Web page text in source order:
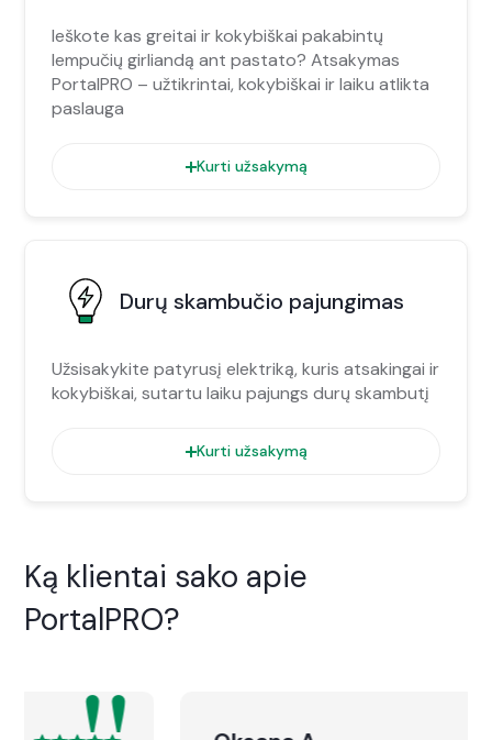
Ieškote kas greitai ir kokybiškai pakabintų
lempučių girliandą ant pastato? Atsakymas
PortalPRO – užtikrintai, kokybiškai ir laiku atlikta
paslauga
Kurti užsakymą
Durų skambučio pajungimas
Užsisakykite patyrusį elektriką, kuris atsakingai ir
kokybiškai, sutartu laiku pajungs durų skambutį
Kurti užsakymą
Ką klientai sako apie
PortalPRO?